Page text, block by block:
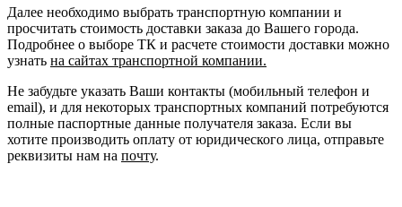
Далее необходимо выбрать транспортную компании и
просчитать стоимость доставки заказа до Вашего города.
Подробнее о выборе ТК и расчете стоимости доставки можно
узнать на сайтах транспортной компании.
Не забудьте указать Ваши контакты (мобильный телефон и
email), и для некоторых транспортных компаний потребуются
полные паспортные данные получателя заказа. Если вы
хотите производить оплату от юридического лица, отправьте
реквизиты нам на почту.